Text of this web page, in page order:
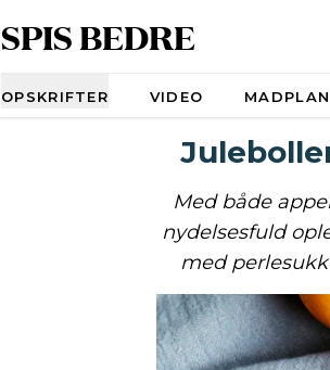
SPIS BEDRE
OPSKRIFTER VIDEO MADPLAN
Med både
nydelsesfuld
med